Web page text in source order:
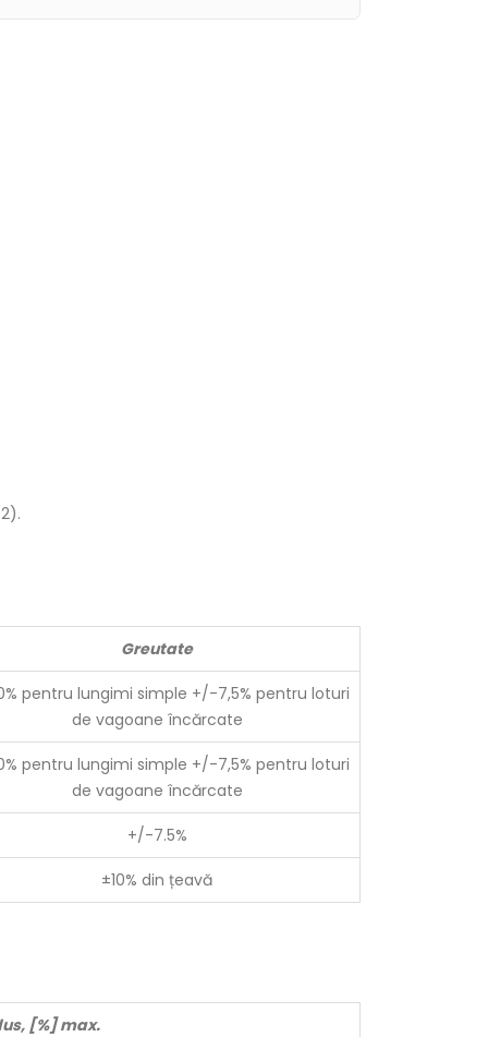
Greutate
pentru lungimi simple +/-7,5% pentru loturi
de vagoane încărcate
pentru lungimi simple +/-7,5% pentru loturi
de vagoane încărcate
+/-7.5%
±10% din țeavă
[%] max.